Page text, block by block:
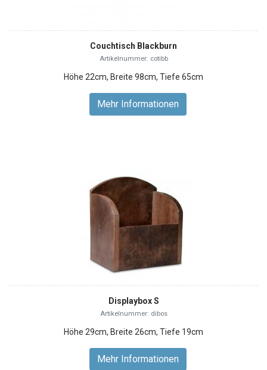
Couchtisch Blackburn
Artikelnummer: cotibb
Höhe 22cm, Breite 98cm, Tiefe 65cm
Mehr Informationen
Displaybox S
Artikelnummer: dibos
Höhe 29cm, Breite 26cm, Tiefe 19cm
Mehr Informationen